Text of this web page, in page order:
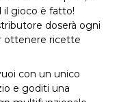
il gioco è fatto!
doserà ogni
ottenere ricette
con un unico
e goditi una